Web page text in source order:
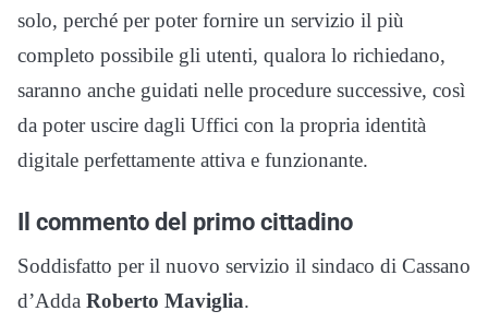
solo, perché per poter fornire un servizio il più
completo possibile gli utenti, qualora lo richiedano,
saranno anche guidati nelle procedure successive, così
da poter uscire dagli Uffici con la propria identità
digitale perfettamente attiva e funzionante.
Il commento del primo cittadino
Soddisfatto per il nuovo servizio il sindaco di Cassano
d’Adda Roberto Maviglia.